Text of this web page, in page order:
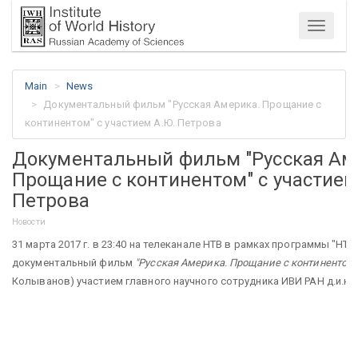
Menu
Main
News
Документальный фильм "Русская Америка. Прощание с
континентом" с участием А.Ю. Петрова
Документальный фильм "Русская
Прощание с континентом" с
Петрова
Новости
31 марта 2017 г. в 23:40 на телеканале НТВ в рамках программы
документальный фильм "Русская Америка. Прощание с континентом
Колыванов) участием главного научного сотрудника ИВИ РАН